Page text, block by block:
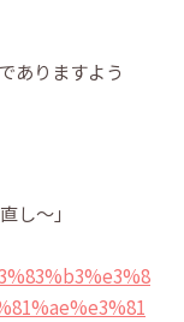
ありますよう
し～」